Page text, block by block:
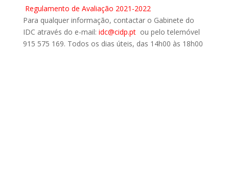
Regulamento de Avaliação 2021-2022
Para qualquer informação, contactar o Gabinete do
IDC através do e-mail: idc@cidp.pt ou pelo telemóvel
915 575 169. Todos os dias úteis, das 14h00 às 18h00